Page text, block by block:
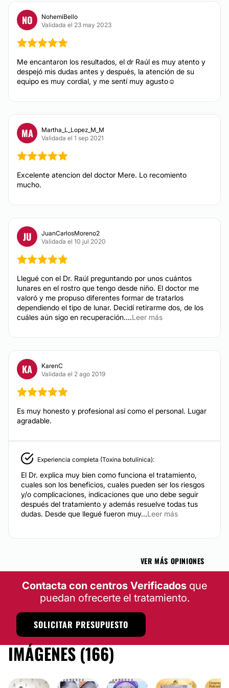
Radiofrecuencia
Tratamientos anticelulíticos
Cavitación
DERMATOLOGÍA
Manchas en la Piel
Tratamiento antiacné
NO
NohemiBello
Validada el 23 may 2023
Me encantaron los resultados, el dr Raúl es muy atento y
despejó mis dudas antes y después, la atención de su
equipo es muy cordial, y me sentí muy agusto☺️
MA
Martha_L_Lopez_M_M
Validada el 1 sep 2021
Excelente atencion del doctor Mere. Lo recomiento
mucho.
JU
JuanCarlosMoreno2
Validada el 10 jul 2020
Llegué con el Dr. Raúl preguntando por unos cuántos
lunares en el rostro que tengo desde niño. El doctor me
valoró y me propuso diferentes formar de tratarlos
dependiendo el tipo de lunar. Decidí retirarme dos, de los
cuáles aún sigo en recuperación....Leer más
KA
KarenC
Validada el 2 ago 2019
Es muy honesto y profesional así como el personal. Lugar
agradable.
Experiencia completa (Toxina botulínica):
El Dr. explica muy bien como funciona el tratamiento,
cuales son los beneficios, cuales pueden ser los riesgos
y/o complicaciones, indicaciones que uno debe seguir
después del tratamiento y además resuelve todas tus
dudas. Desde que llegué fueron muy...Leer más
VER MÁS OPINIONES
Contacta con centros Verificados que
puedan ofrecerte el tratamiento.
SOLICITAR PRESUPUESTO
IMÁGENES (166)